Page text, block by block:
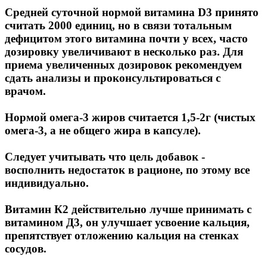
Антиоксиданты
Борьба со стрессом
НАЗАД
Адаптогены и Ноотропы
Магний + В6
Волосы и кожа
Здоровая печень
Здоровье костей
Средней суточной нормой витамина D3 принято
считать 2000 единиц, но в связи тотальным
дефицитом этого витамина почти у всех, часто
дозировку увеличивают в несколько раз. Для
приема увеличенных дозировок рекомендуем
сдать анализы и проконсультироваться с
врачом.
Нормой омега-3 жиров считается 1,5-2г (чистых
омега-3, а не общего жира в капсуле).
Следует учитывать что цель добавок -
восполнить недостаток в рационе, по этому все
индивидуально.
Витамин К2 действительно лучше принимать с
витамином Д3, он улучшает усвоение кальция,
препятствует отложению кальция на стенках
сосудов.